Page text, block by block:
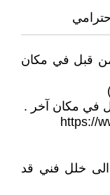
من قبل في مكان
https://
الى خلل فني قد